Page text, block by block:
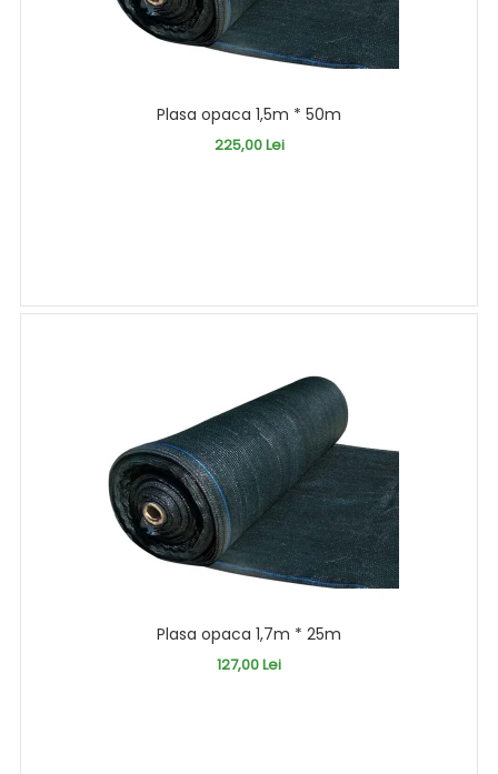
Plasa opaca 1,5m * 50m
225,00 Lei
Plasa opaca 1,7m * 25m
127,00 Lei